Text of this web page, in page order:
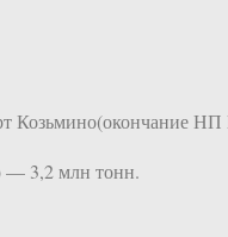
Козьмино(окончание
— 3,2 млн тонн.